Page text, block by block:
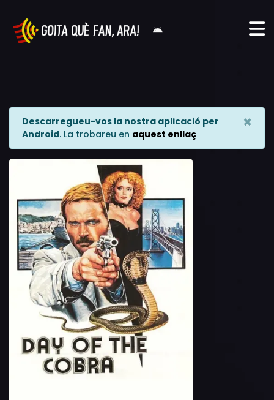
Descarregueu-vos la nostra aplicació per
Android. La trobareu en aquest enllaç
×